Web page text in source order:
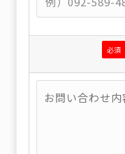
必須